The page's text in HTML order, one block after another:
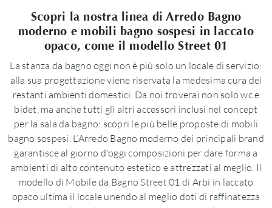
Scopri la nostra linea di Arredo Bagno
moderno e mobili bagno sospesi in laccato
opaco, come il modello Street 01
La stanza da bagno oggi non è più solo un locale di servizio:
alla sua progettazione viene riservata la medesima cura dei
restanti ambienti domestici. Da noi troverai non solo wc e
bidet, ma anche tutti gli altri accessori inclusi nel concept
per la sala da bagno: scopri le più belle proposte di mobili
bagno sospesi. L’Arredo Bagno moderno dei principali brand
garantisce al giorno d'oggi composizioni per dare forma a
ambienti di alto contenuto estetico e attrezzati al meglio. Il
modello di Mobile da Bagno Street 01 di Arbi in laccato
opaco ultima il locale unendo al meglio doti di raffinatezza